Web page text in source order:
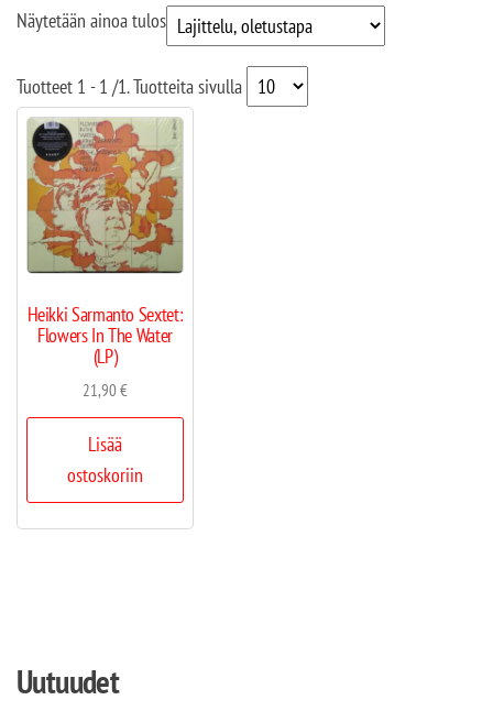
Näytetään ainoa tulos
Tuotteet 1 - 1 /1. Tuotteita sivulla
Heikki Sarmanto Sextet:
Flowers In The Water
(LP)
21,90€
Lisää
ostoskoriin
Uutuudet